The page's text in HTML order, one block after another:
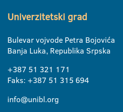
Univerzitetski grad
Bulevar vojvode Petra Bojovića
Banja Luka, Republika Srpska
+387 51 321 171
Faks: +387 51 315 694
info@unibl.org